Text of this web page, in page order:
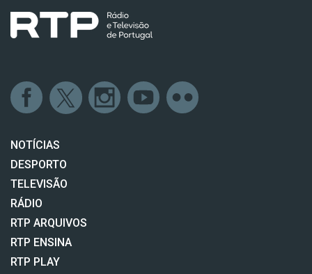
NOTÍCIAS
DESPORTO
TELEVISÃO
RÁDIO
RTP ARQUIVOS
RTP ENSINA
RTP PLAY